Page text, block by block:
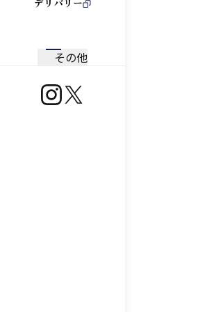
デリバリー
その他
https://www.instagram.com/
https://x.com/ootoya_gohan